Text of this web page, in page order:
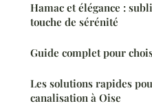
Hamac et élégance :
touche de sérénité
Guide complet pour
Les solutions rapides
canalisation à Oise